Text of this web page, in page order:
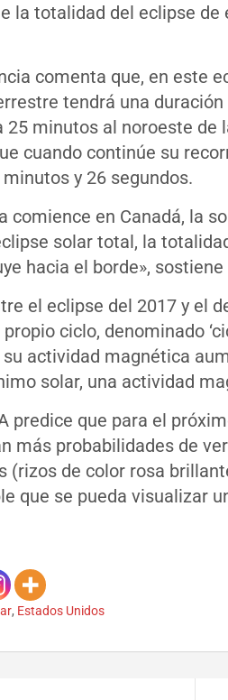
la totalidad del eclipse
comenta que, en este
tendrá una
25 minutos al noroeste de
cuando continúe su
y 26 segundos.
comience en Canadá, la
solar total, la
hacia el borde», sostiene
el eclipse del 2017 y el
ciclo, denominado
actividad magnética
solar, una actividad
predice que para el
más probabilidades de
(rizos de color rosa
que se pueda visualizar
, Estados Unidos